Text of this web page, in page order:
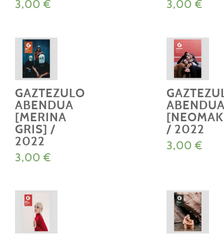
3,00€ 3,00€
GAZTEZULO
ABENDUA
[MERINA
GRIS] /
2022
3,00€
/ 2022
3,00€